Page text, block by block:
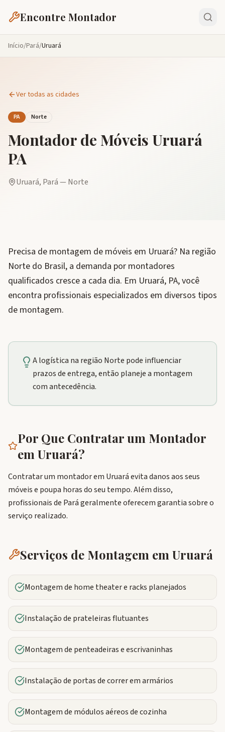
Encontre Montador
Início/Pará/Uruará
Ver todas as cidades
PA Norte
Montador de Móveis Uruará
PA
Uruará, Pará— Norte
Precisa de montagem de móveis em Uruará? Na região
Norte do Brasil, a demanda por montadores
qualificados cresce a cada dia. Em Uruará, PA, você
encontra profissionais especializados em diversos tipos
de montagem.
A logística na região Norte pode influenciar
prazos de entrega, então planeje a montagem
com antecedência.
Por Que Contratar um Montador
em Uruará?
Contratar um montador em Uruará evita danos aos seus
móveis e poupa horas do seu tempo. Além disso,
profissionais de Pará geralmente oferecem garantia sobre o
serviço realizado.
Serviços de Montagem em Uruará
Montagem de home theater e racks planejados
Instalação de prateleiras flutuantes
Montagem de penteadeiras e escrivaninhas
Instalação de portas de correr em armários
Montagem de módulos aéreos de cozinha